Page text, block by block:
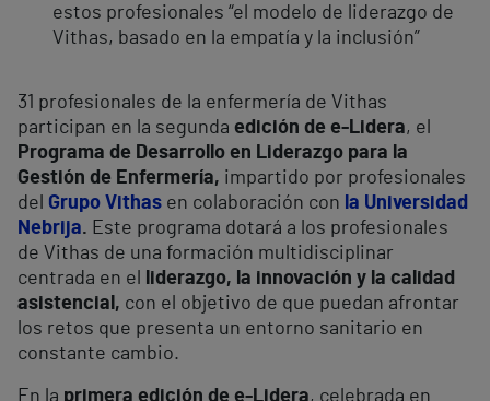
estos profesionales “el modelo de liderazgo de
Vithas, basado en la empatía y la inclusión”
31 profesionales de la enfermería de Vithas
participan en la segunda edición de e-Lidera, el
Programa de Desarrollo en Liderazgo para la
Gestión de Enfermería, impartido por profesionales
del Grupo Vithas en colaboración con la Universidad
Nebrija. Este programa dotará a los profesionales
de Vithas de una formación multidisciplinar
centrada en el
liderazgo, la innovación y la calidad
asistencial, con el objetivo de que puedan afrontar
los retos que presenta un entorno sanitario en
constante cambio.
En la primera edición de e-Lidera, celebrada en